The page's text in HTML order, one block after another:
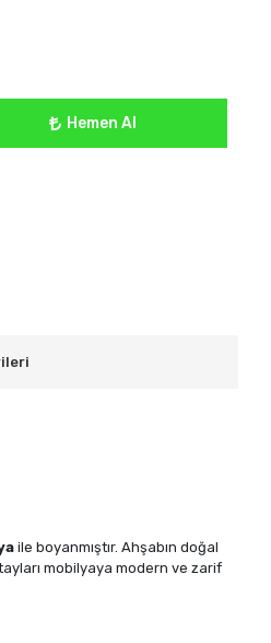
Hemen Al
ile boyanmıştır. Ahşabın doğal
mobilyaya modern ve zarif